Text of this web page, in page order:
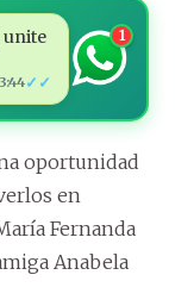
unite
✓✓
1
oportunidad
en
Fernanda
Anabela